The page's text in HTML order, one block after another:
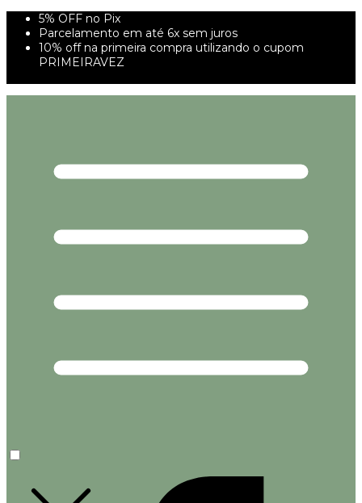
5% OFF no Pix
Parcelamento em até 6x sem juros
10% off na primeira compra utilizando o cupom
PRIMEIRAVEZ